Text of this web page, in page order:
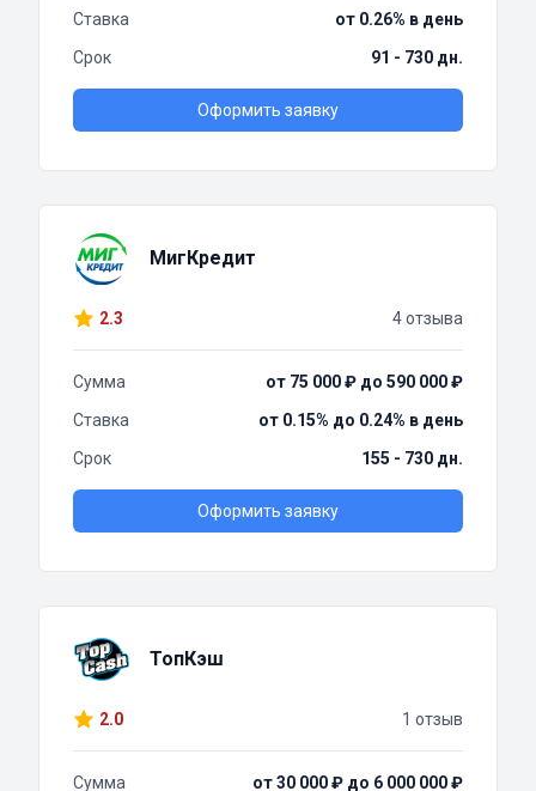
Ставка
от 0.26% в день
Срок
91 - 730 дн.
Оформить заявку
МигКредит
2.3 4 отзыва
Сумма
от 75 000 ₽ до 590 000 ₽
Ставка
от 0.15% до 0.24% в день
Срок
155 - 730 дн.
Оформить заявку
ТопКэш
2.0 1 отзыв
Сумма от 30 000 ₽ до 6 000 000 ₽